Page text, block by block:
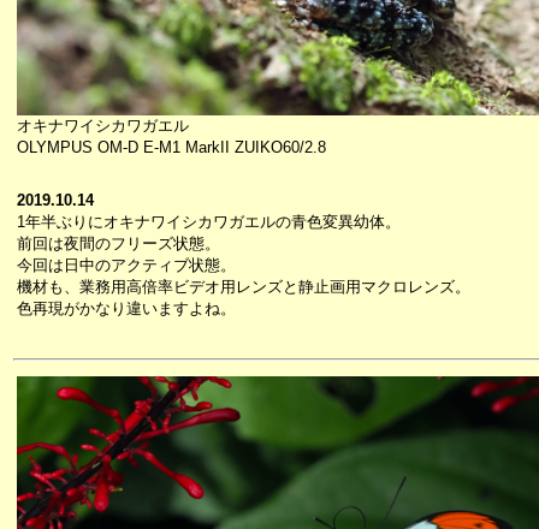
オキナワイシカワガエル
OLYMPUS OM-D E-M1 MarkII ZUIKO60/2.8
2019.10.14
1年半ぶりにオキナワイシカワガエルの青色変異幼体。
前回は夜間のフリーズ状態。
今回は日中のアクティブ状態。
機材も、業務用高倍率ビデオ用レンズと静止画用マクロレンズ。
色再現がかなり違いますよね。